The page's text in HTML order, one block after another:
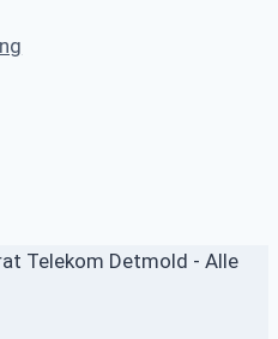
Telekom Detmold - Alle